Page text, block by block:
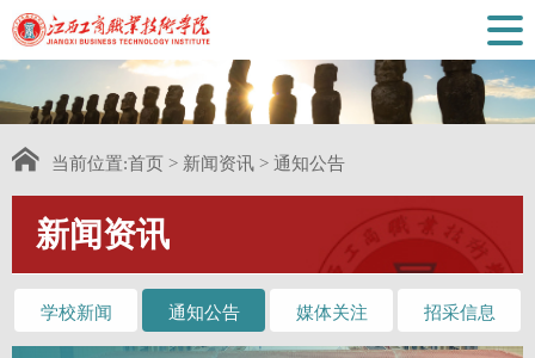
当前位置:首页 > 新闻资讯 > 通知公告
新闻资讯
学校新闻 通知公告 媒体关注 招采信息